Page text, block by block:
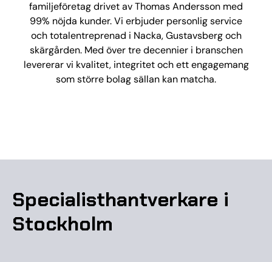
familjeföretag drivet av Thomas Andersson med
99% nöjda kunder. Vi erbjuder personlig service
och totalentreprenad i Nacka, Gustavsberg och
skärgården. Med över tre decennier i branschen
levererar vi kvalitet, integritet och ett engagemang
som större bolag sällan kan matcha.
Specialisthantverkare i
Stockholm